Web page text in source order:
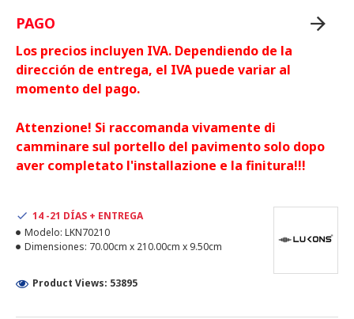
PAGO
Los precios incluyen IVA. Dependiendo de la
dirección de entrega, el IVA puede variar al
momento del pago.
Attenzione! Si raccomanda vivamente di
camminare sul portello del pavimento solo dopo
aver completato l'installazione e la finitura!!!
14 -21 DÍAS + ENTREGA
Modelo: LKN70210
Dimensiones: 70.00cm x 210.00cm x 9.50cm
Product Views: 53895